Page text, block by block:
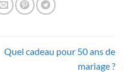
Quel cadeau pour 50 ans de
mariage ?